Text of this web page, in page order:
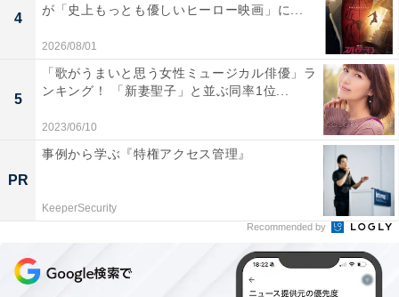
久光 去年の覇者である『サトノダイヤモンド』や、ジ
ャパンカップで好走した『レイデオロ』が出走しないの
は少し寂しいですが、それでも多種多彩で面白いメンバ
ーが揃ったと思います。
4
が「史上もっとも優しいヒーロー映画」に...
2026/08/01
5
「歌がうまいと思う女性ミュージカル俳優」ラ
ンキング！ 「新妻聖子」と並ぶ同率1位...
2023/06/10
PR
事例から学ぶ『特権アクセス管理』
KeeperSecurity
Recommended by